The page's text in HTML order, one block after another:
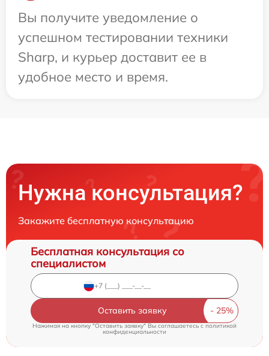
Вы получите уведомление о
успешном тестировании техники
Sharp, и курьер доставит ее в
удобное место и время.
Нужна консультация?
Закажите бесплатную консультацию
Бесплатная консультация со
специалистом
Оставить заявку
Нажимая на кнопку "Оставить заявку" Вы соглашаетесь cполитикой
конфиденциальности